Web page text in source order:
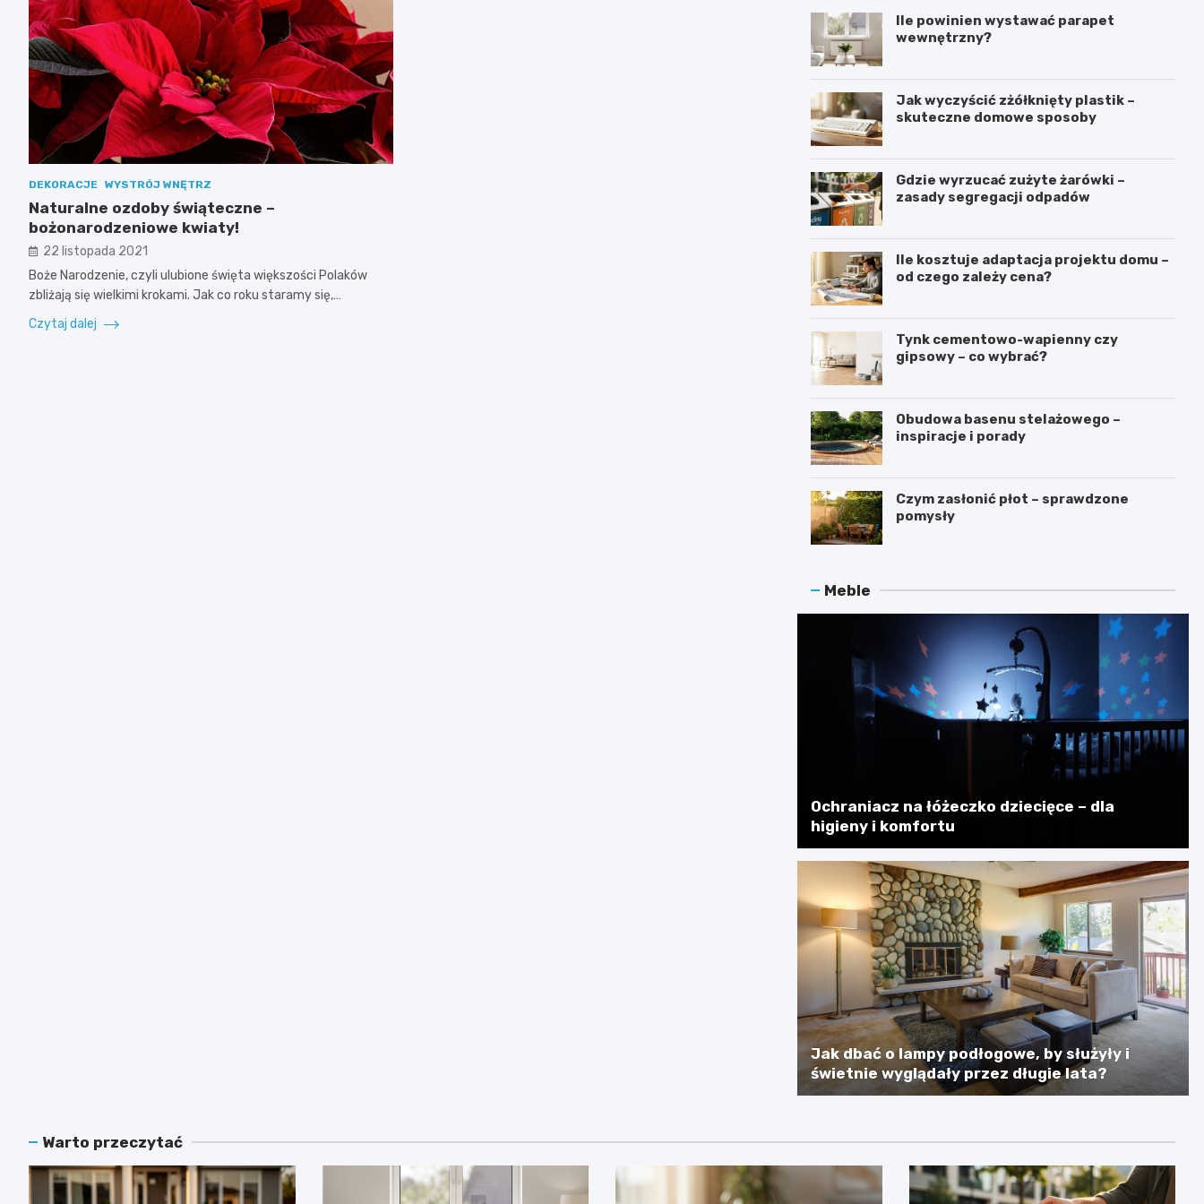
DEKORACJE WYSTRÓJ WNĘTRZ
Naturalne ozdoby świąteczne –
bożonarodzeniowe kwiaty!
22 listopada 2021
Boże Narodzenie, czyli ulubione święta większości Polaków
zbliżają się wielkimi krokami. Jak co roku staramy się,…
Czytaj dalej
Ile powinien wystawać parapet
wewnętrzny?
Jak wyczyścić zżółknięty plastik –
skuteczne domowe sposoby
Gdzie wyrzucać zużyte żarówki –
zasady segregacji odpadów
Ile kosztuje adaptacja projektu domu –
od czego zależy cena?
Tynk cementowo-wapienny czy
gipsowy – co wybrać?
Obudowa basenu stelażowego –
inspiracje i porady
Czym zasłonić płot – sprawdzone
pomysły
Meble
Ochraniacz na łóżeczko dziecięce – dla
higieny i komfortu
Jak dbać o lampy podłogowe, by służyły i
świetnie wyglądały przez długie lata?
Warto przeczytać